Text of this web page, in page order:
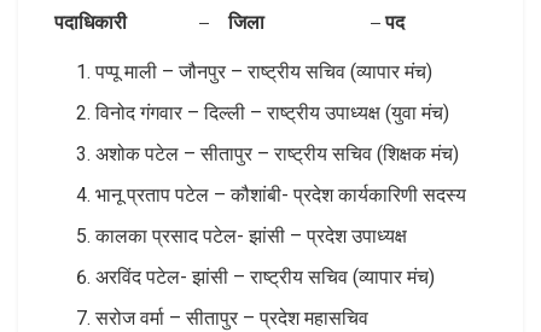
पदाधिकारी – जिला – पद
पप्पू माली – जौनपुर – राष्ट्रीय सचिव (व्यापार मंच)
विनोद गंगवार – दिल्ली – राष्ट्रीय उपाध्यक्ष (युवा मंच)
अशोक पटेल – सीतापुर – राष्ट्रीय सचिव (शिक्षक मंच)
भानू प्रताप पटेल – कौशांबी- प्रदेश कार्यकारिणी सदस्य
कालका प्रसाद पटेल- झांसी – प्रदेश उपाध्यक्ष
अरविंद पटेल- झांसी – राष्ट्रीय सचिव (व्यापार मंच)
सरोज वर्मा – सीतापुर – प्रदेश महासचिव